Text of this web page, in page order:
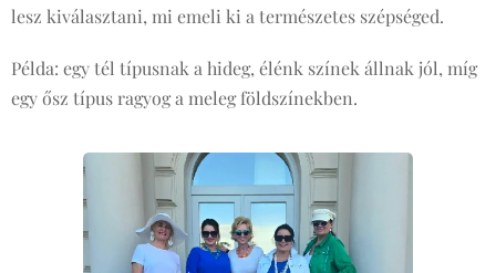
lesz kiválasztani, mi emeli ki a természetes szépséged.
Példa: egy tél típusnak a hideg, élénk színek állnak jól, míg
egy ősz típus ragyog a meleg földszínekben.